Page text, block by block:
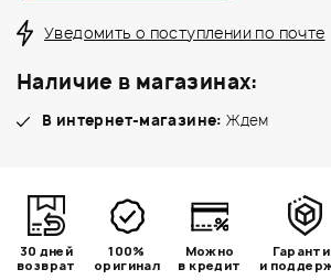
Уведомить о поступлении по почте
Наличие в магазинах:
В интернет-магазине: Ждем
30 дней
возврат
100%
оригинал
Можно
в кредит
и